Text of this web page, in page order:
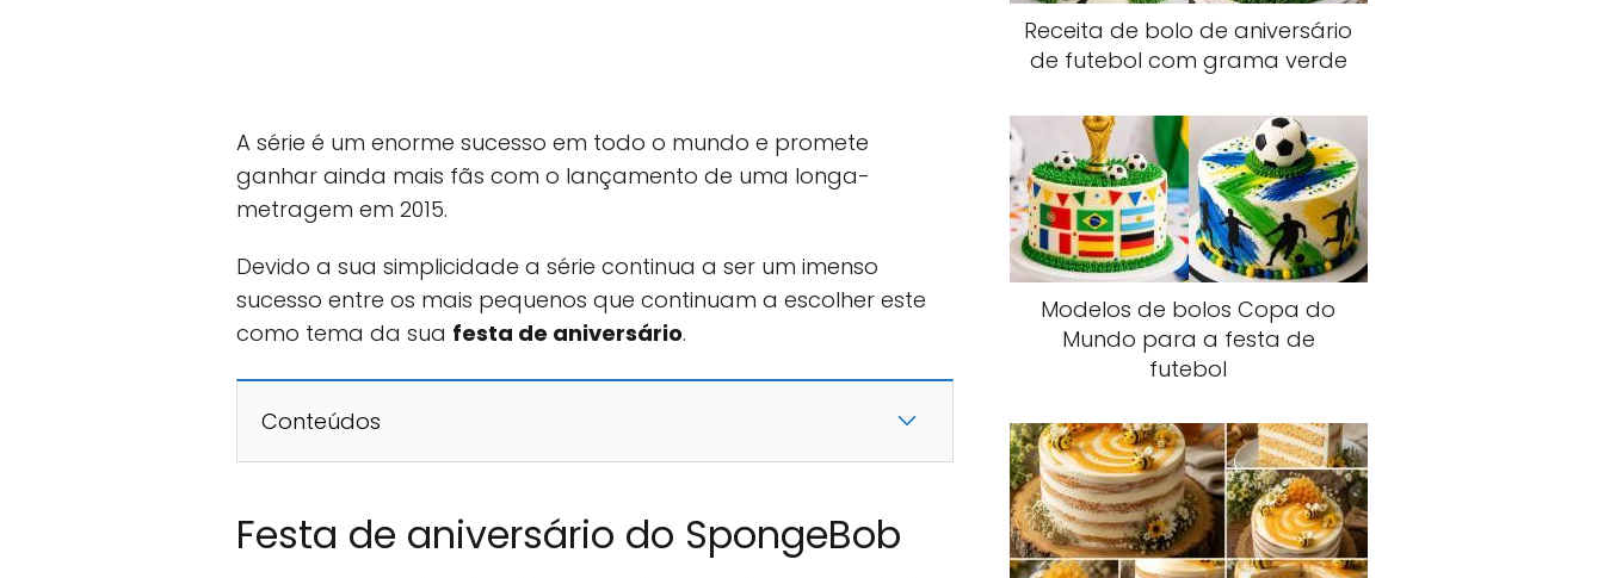
A série é um enorme sucesso em todo o mundo e promete
ganhar ainda mais fãs com o lançamento de uma longa-
metragem em 2015.
Devido a sua simplicidade a série continua a ser um imenso
sucesso entre os mais pequenos que continuam a escolher este
como tema da sua festa de aniversário.
Conteúdos
Festa de aniversário do SpongeBob
Receita de bolo de aniversário
de futebol com grama verde
Modelos de bolos Copa do
Mundo para a festa de
futebol